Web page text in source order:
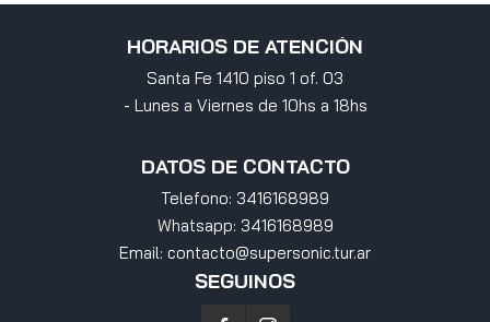
HORARIOS DE ATENCIÓN
Santa Fe 1410 piso 1 of. 03
- Lunes a Viernes de 10hs a 18hs
DATOS DE CONTACTO
Telefono: 3416168989
Whatsapp: 3416168989
Email: contacto@supersonic.tur.ar
SEGUINOS